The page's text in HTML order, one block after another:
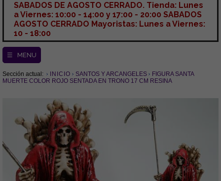
SABADOS DE AGOSTO CERRADO. Tienda: Lunes
a Viernes: 10:00 - 14:00 y 17:00 - 20:00 SABADOS
AGOSTO CERRADO Mayoristas: Lunes a Viernes:
10 - 18:00
☰ MENU
Sección actual: INICIO SANTOS Y ARCANGELES
FIGURA SANTA
MUERTE COLOR ROJO SENTADA EN TRONO 17 CM RESINA